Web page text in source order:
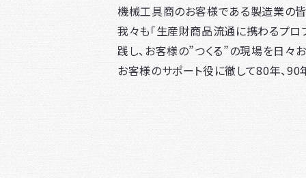
機械工具商のお客様である製造業の皆
我々も「生産財商品流通に携わるプロフ
践し、お客様の”つくる”の現場を日々
お客様のサポート役に徹して80年、90